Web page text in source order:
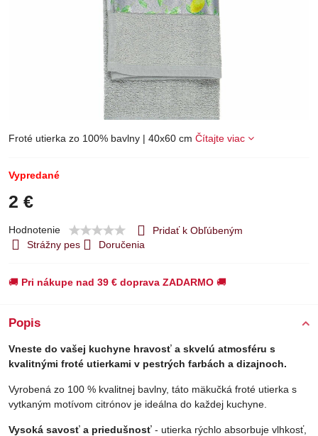
Froté utierka zo 100% bavlny | 40x60 cm Čítajte viac
Vypredané
2 €
Hodnotenie
Pridať k Obľúbeným
Strážny pes
Doručenia
🚚 Pri nákupe nad 39 € doprava ZADARMO 🚚
Popis
Vneste do vašej kuchyne hravosť a skvelú atmosféru s
kvalitnými froté utierkami v pestrých farbách a dizajnoch.
Vyrobená zo 100 % kvalitnej bavlny, táto mäkučká froté utierka s
vytkaným motívom citrónov je ideálna do každej kuchyne.
Vysoká savosť a priedušnosť - utierka rýchlo absorbuje vlhkosť,